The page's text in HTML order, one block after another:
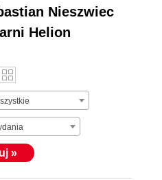
Nieszwiec
Helion
»